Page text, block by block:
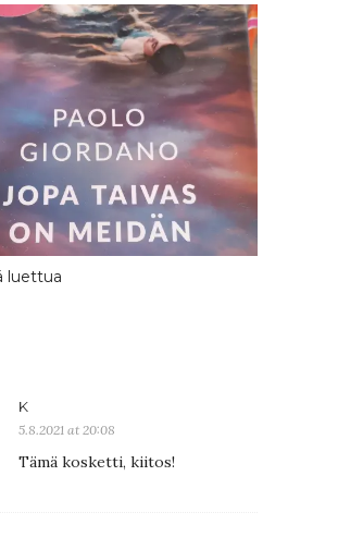
luettua
K
5.8.2021 at 20:08
Tämä kosketti, kiitos!